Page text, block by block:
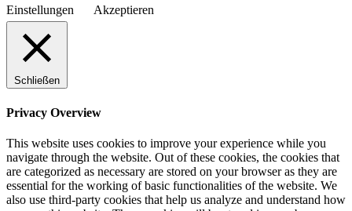
Einstellungen
Akzeptieren
Schließen
Privacy Overview
This website uses cookies to improve your experience while you
navigate through the website. Out of these cookies, the cookies that
are categorized as necessary are stored on your browser as they are
essential for the working of basic functionalities of the website. We
also use third-party cookies that help us analyze and understand how